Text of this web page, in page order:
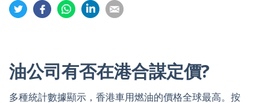
Share
on
Share
on
Share
on
on
on
油公司有否在港合謀定價?
多種統計數據顯示，香港車用燃油的價格全球最高。按